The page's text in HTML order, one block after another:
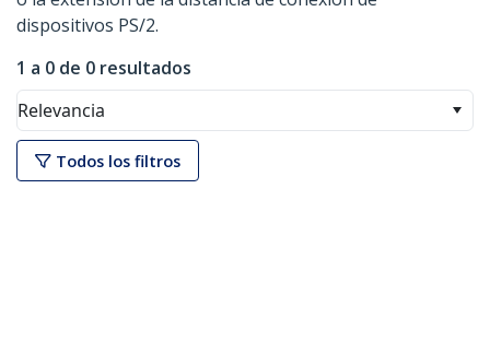
dispositivos PS/2.
1 a 0 de 0 resultados
Relevancia
Todos los filtros